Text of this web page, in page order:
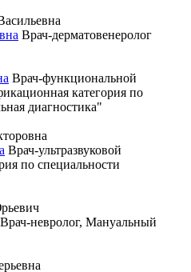
Врач-дерматовенеролог
Врач-функциональной
категория по
диагностика"
Врач-ультразвуковой
по специальности
Врач-невролог, Мануальный